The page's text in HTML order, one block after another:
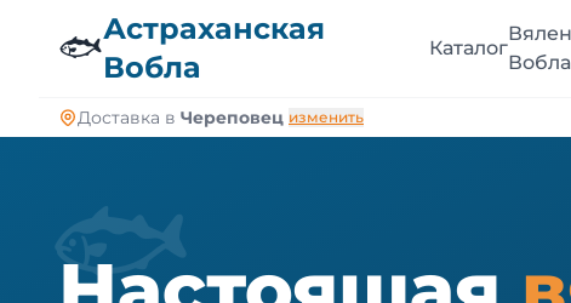
🐟Астраханская
Вобла
Каталог
Вобла
Доставка в Череповец изменить
🐟